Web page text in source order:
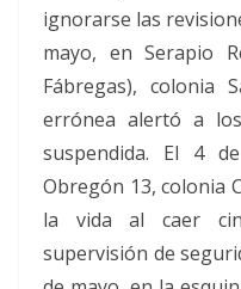
ignorarse las
mayo, en Serapio
Fábregas), colonia
errónea alertó a
suspendida. El 4
Obregón 13, colonia
la vida al caer
supervisión de